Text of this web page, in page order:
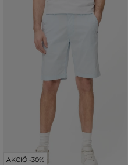
AKCIÓ -30%